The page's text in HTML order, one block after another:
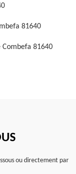
81640
81640
ou directement par